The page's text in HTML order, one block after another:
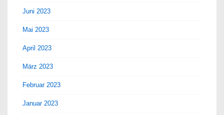
Juni 2023
Mai 2023
April 2023
März 2023
Februar 2023
Januar 2023